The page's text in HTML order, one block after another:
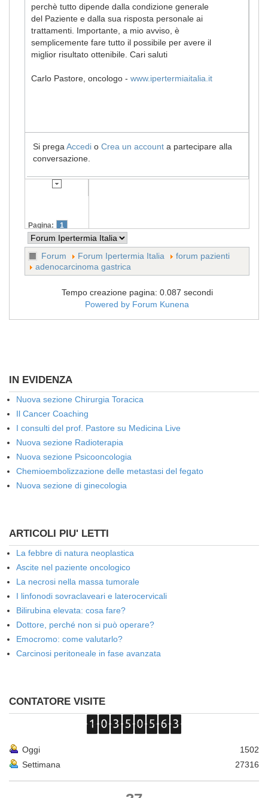
perchè tutto dipende dalla condizione generale
del Paziente e dalla sua risposta personale ai
trattamenti. Importante, a mio avviso, è
semplicemente fare tutto il possibile per avere il
miglior risultato ottenibile. Cari saluti
Carlo Pastore, oncologo - www.ipertermiaitalia.it
Si prega Accedi o Crea un account a partecipare alla
conversazione.
Pagina: 1
Forum Forum Ipertermia Italia
forum pazienti
adenocarcinoma gastrica
Tempo creazione pagina: 0.087 secondi
Powered by Forum Kunena
IN EVIDENZA
Nuova sezione Chirurgia Toracica
Il Cancer Coaching
I consulti del prof. Pastore su Medicina Live
Nuova sezione Radioterapia
Nuova sezione Psicooncologia
Chemioembolizzazione delle metastasi del fegato
Nuova sezione di ginecologia
ARTICOLI PIU' LETTI
La febbre di natura neoplastica
Ascite nel paziente oncologico
La necrosi nella massa tumorale
I linfonodi sovraclaveari e laterocervicali
Bilirubina elevata: cosa fare?
Dottore, perché non si può operare?
Emocromo: come valutarlo?
Carcinosi peritoneale in fase avanzata
CONTATORE VISITE
Oggi
1502
Settimana
27316